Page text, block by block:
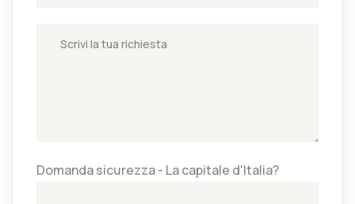
Domanda sicurezza - La capitale d'Italia?